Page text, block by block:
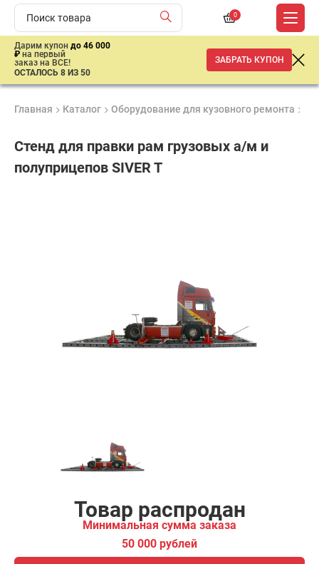
0
Дарим купон до 46 000
₽ на первый
заказ на ВСЕ!
ОСТАЛОСЬ 8 ИЗ 50
ЗАБРАТЬ КУПОН
Главная Каталог Оборудование для кузовного ремонта
Стенд для правки рам грузовых а/м и
полуприцепов SIVER T
Товар распродан
Минимальная сумма заказа
50 000 рублей